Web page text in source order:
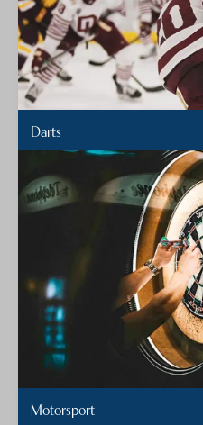
Darts
Motorsport